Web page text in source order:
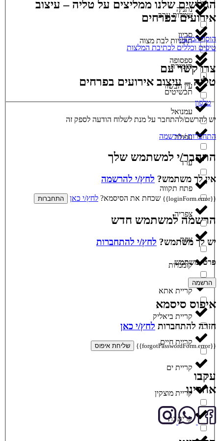
שמלות ערב
תוכניות לבת מצוה
תזמורת
תכשיטים
נתניה
סביון
ספסופה
עין הבשור
עמנואל
עפולה
ערד
פתח תקווה
צפריה
צפת
קוממיות
קריית אתא
קריית ביאליק
קריית חיים
קריית ים
קריית מוצקין
קרית גת
הגולשים שלנו ממליצים על טליה – עיצוב
אירועים בפרחים
הוסף המלצה
טיפים וכללים לכתיבת המלצות
צרו קשר עם
טליה – עיצוב אירועים בפרחים
טלפון
יש להרשם/להתחבר על מנת לשלוח הודעה לספק זה
התחברות / הרשמה
התחבר/י למשתמש שלך
אין לך משתמש? לחץ/י להרשמה
{{loginForm.error}} שכחת את הסיסמא? לחץ/י כאן התחברות
הרשמה למשתמש חדש
יש לך משתמש? לחץ/י להתחברות
פרטי משתמש
הרשמה
איפוס סיסמא
חזרה להתחברות לחץ/י כאן
{{forgotPasswordForm.error}} שליחת איפוס
עקבו
אחרינו